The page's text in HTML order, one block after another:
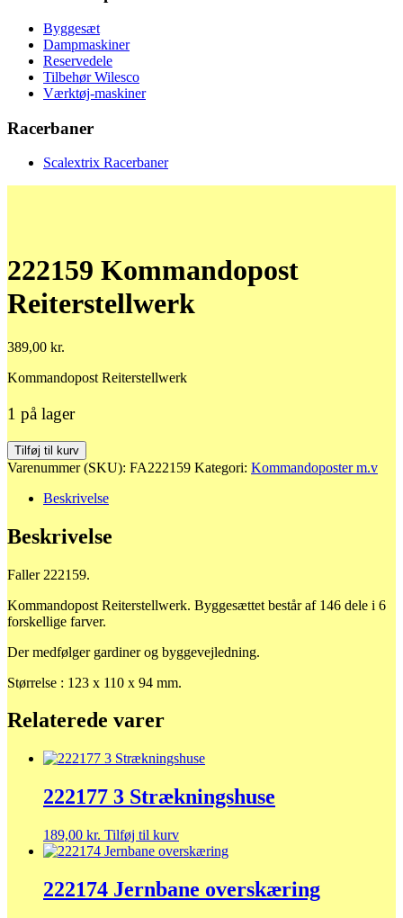
Byggesæt
Dampmaskiner
Reservedele
Tilbehør Wilesco
Værktøj-maskiner
Racerbaner
Scalextrix Racerbaner
222159 Kommandopost
Reiterstellwerk
389,00 kr.
Kommandopost Reiterstellwerk
1 på lager
222159
Kommandopost
Reiterstellwerk
antal
Tilføj til kurv
Varenummer (SKU): FA222159 Kategori: Kommandoposter m.v
Beskrivelse
Beskrivelse
Faller 222159.
Kommandopost Reiterstellwerk. Byggesættet består af 146 dele i 6
forskellige farver.
Der medfølger gardiner og byggevejledning.
Størrelse : 123 x 110 x 94 mm.
Relaterede varer
222177 3 Strækningshuse
189,00 kr. Tilføj til kurv
222174 Jernbane overskæring